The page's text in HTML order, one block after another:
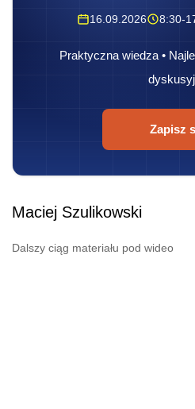
16.09.2026 8:30-
Praktyczna wiedza •
Zapisz
Maciej Szulikowski
Dalszy ciąg materiału pod wideo